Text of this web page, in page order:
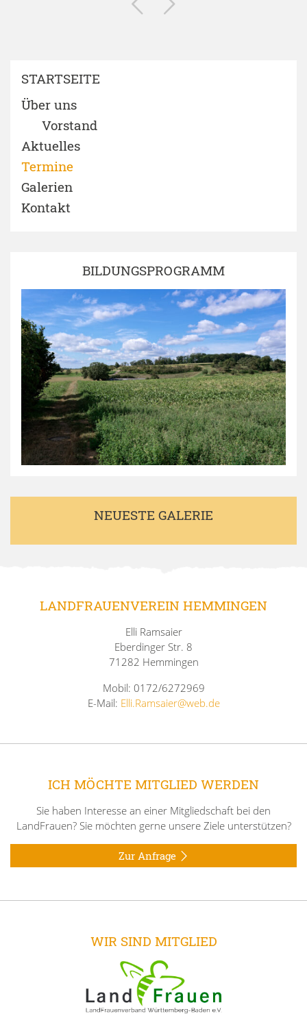
STARTSEITE
Über uns
Vorstand
Aktuelles
Termine
Galerien
Kontakt
BILDUNGSPROGRAMM
NEUESTE GALERIE
LANDFRAUENVEREIN HEMMINGEN
Elli Ramsaier
Eberdinger Str. 8
71282 Hemmingen
Mobil: 0172/6272969
E-Mail: Elli.Ramsaier@web.de
ICH MÖCHTE MITGLIED WERDEN
Sie haben Interesse an einer Mitgliedschaft bei den
LandFrauen? Sie möchten gerne unsere Ziele unterstützen?
Zur Anfrage
WIR SIND MITGLIED